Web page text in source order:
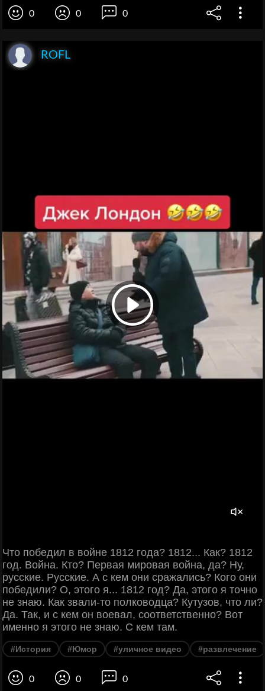
0 0 0
ROFL
Что победил в войне 1812 года? 1812... Как? 1812
год. Война. Кто? Первая мировая война, да? Ну,
русские. Русские. А с кем они сражались? Кого они
победили? О, этого я... 1812 год? Да, этого я точно
не знаю. Как звали-то полководца? Кутузов, что ли?
Да. Так, и с кем он воевал, соответственно? Вот
именно я этого не знаю. С кем там.
#История #Юмор #уличное видео #развлечение
0 0 0